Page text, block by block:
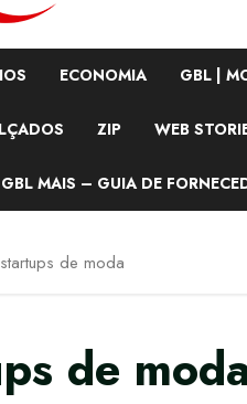
ECONOMIA GBL |
ZIP WEB
GBL MAIS – GUIA DE
startups de moda
de